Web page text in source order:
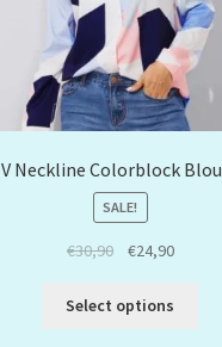
V Neckline Colorblock
SALE!
€30,90 €24,90
Select options